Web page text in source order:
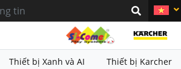
Thiết bị Xanh và AI Thiết bị Karcher
thiết bị làm sạch Karcher nhằm
mang lại hiệu quả vệ sinh vượt
trội
thiết bị làm sạch Karcher nhằm
mang lại hiệu quả vệ sinh vượt
trội